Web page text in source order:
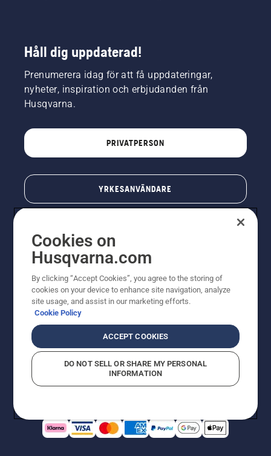
Håll dig uppdaterad!
Prenumerera idag för att få uppdateringar,
nyheter, inspiration och erbjudanden från
Husqvarna.
PRIVATPERSON
YRKESANVÄNDARE
© Husqvarna AB (publ). All rights reserved. Priserna
som visas är rekommenderade cirkapriser. Alla angivna
priser är rekommenderade försäljningspriser (inkl.
moms) om inte produkten är tillgänglig för direkt köp.
CookiepolicyAnvändningsvillkor Sekretessmeddelande
Rapportera misstänkta överträdelser
Cookies on
Husqvarna.com
By clicking “Accept Cookies”, you agree to the storing of
cookies on your device to enhance site navigation, analyze
site usage, and assist in our marketing efforts.
Cookie Policy
ACCEPT COOKIES
DO NOT SELL OR SHARE MY PERSONAL
INFORMATION